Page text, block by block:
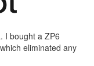
I bought a ZP6
eliminated any